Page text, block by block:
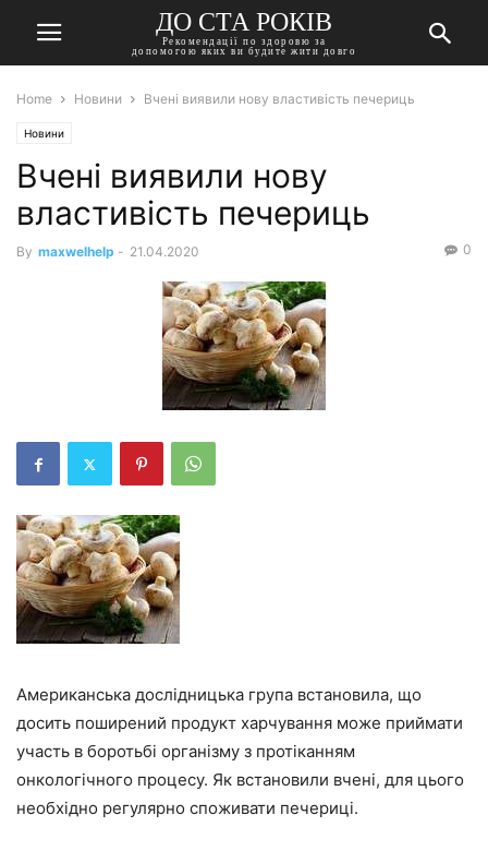
ДО СТА РОКІВ
Рекомендації по здоровю за
допомогою яких ви будите жити довго
Home Новини Вчені виявили нову властивість печериць
Новини
Вчені виявили нову
властивість печериць
By maxwelhelp - 21.04.2020 0
Американська дослідницька група встановила, що
досить поширений продукт харчування може приймати
участь в боротьбі організму з протіканням
онкологічного процесу. Як встановили вчені, для цього
необхідно регулярно споживати печериці.